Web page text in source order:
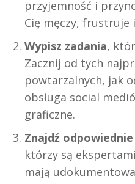
przyjemność i
Cię męczy, frustruje
Wypisz zadania,
Zacznij od tych
powtarzalnych, jak
obsługa social
graficzne.
Znajdź
którzy są
mają